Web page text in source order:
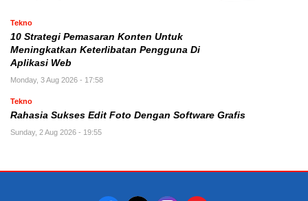
Tekno
10 Strategi Pemasaran Konten Untuk
Meningkatkan Keterlibatan Pengguna Di
Aplikasi Web
Monday, 3 Aug 2026 - 17:58
Tekno
Rahasia Sukses Edit Foto Dengan Software Grafis
Sunday, 2 Aug 2026 - 19:55